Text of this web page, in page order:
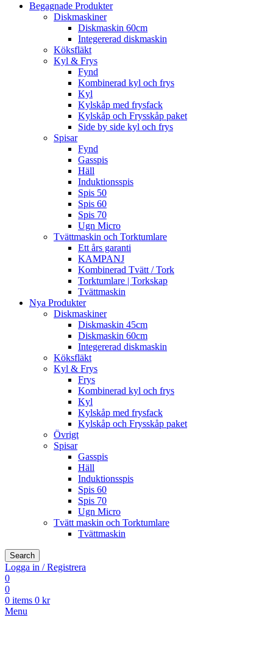
Begagnade Produkter
Diskmaskiner
Diskmaskin 60cm
Integererad diskmaskin
Köksfläkt
Kyl & Frys
Fynd
Kombinerad kyl och frys
Kyl
Kylskåp med frysfack
Kylskåp och Frysskåp paket
Side by side kyl och frys
Spisar
Fynd
Gasspis
Häll
Induktionsspis
Spis 50
Spis 60
Spis 70
Ugn Micro
Tvättmaskin och Torktumlare
Ett års garanti
KAMPANJ
Kombinerad Tvätt / Tork
Torktumlare | Torkskap
Tvättmaskin
Nya Produkter
Diskmaskiner
Diskmaskin 45cm
Diskmaskin 60cm
Integererad diskmaskin
Köksfläkt
Kyl & Frys
Frys
Kombinerad kyl och frys
Kyl
Kylskåp med frysfack
Kylskåp och Frysskåp paket
Övrigt
Spisar
Gasspis
Häll
Induktionsspis
Spis 60
Spis 70
Ugn Micro
Tvätt maskin och Torktumlare
Tvättmaskin
Search
Logga in / Registrera
0
0
0 items 0 kr
Menu